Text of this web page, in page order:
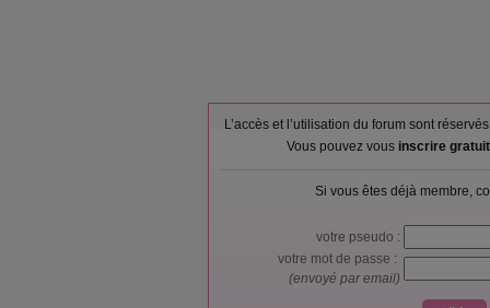
L’accès et l’utilisation du forum sont
Vous pouvez vous inscrire
Si vous êtes déjà membre,
votre pseudo :
votre mot de passe :
(envoyé par email)